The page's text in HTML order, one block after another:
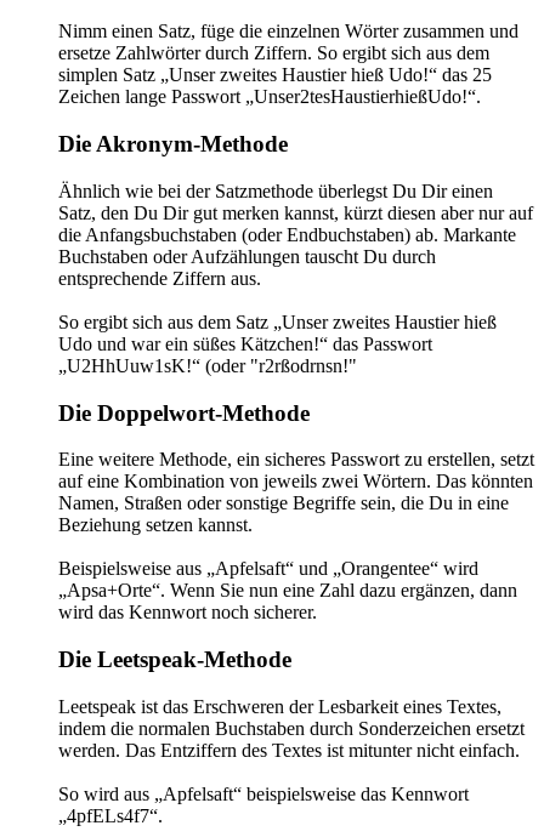
Nimm einen Satz, füge die einzelnen Wörter zusammen und
ersetze Zahlwörter durch Ziffern. So ergibt sich aus dem
simplen Satz „Unser zweites Haustier hieß Udo!“ das 25
Zeichen lange Passwort „Unser2tesHaustierhießUdo!“.
Die Akronym-Methode
Ähnlich wie bei der Satzmethode überlegst Du Dir einen
Satz, den Du Dir gut merken kannst, kürzt diesen aber nur auf
die Anfangsbuchstaben (oder Endbuchstaben) ab. Markante
Buchstaben oder Aufzählungen tauscht Du durch
entsprechende Ziffern aus.
So ergibt sich aus dem Satz „Unser zweites Haustier hieß
Udo und war ein süßes Kätzchen!“ das Passwort
„U2HhUuw1sK!“ (oder "r2rßodrnsn!"
Die Doppelwort-Methode
Eine weitere Methode, ein sicheres Passwort zu erstellen, setzt
auf eine Kombination von jeweils zwei Wörtern. Das könnten
Namen, Straßen oder sonstige Begriffe sein, die Du in eine
Beziehung setzen kannst.
Beispielsweise aus „Apfelsaft“ und „Orangentee“ wird
„Apsa+Orte“. Wenn Sie nun eine Zahl dazu ergänzen, dann
wird das Kennwort noch sicherer.
Die Leetspeak-Methode
Leetspeak ist das Erschweren der Lesbarkeit eines Textes,
indem die normalen Buchstaben durch Sonderzeichen ersetzt
werden. Das Entziffern des Textes ist mitunter nicht einfach.
So wird aus „Apfelsaft“ beispielsweise das Kennwort
„4pfELs4f7“.